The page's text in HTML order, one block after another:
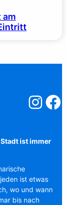
am
ist immer
ist etwas
wo und wann
bis nach